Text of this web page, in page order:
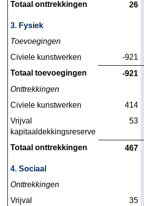
reserves
Totaal onttrekkingen 26
3. Fysiek
Toevoegingen
Civiele kunstwerken
-921
Totaal toevoegingen
-921
Onttrekkingen
Civiele kunstwerken
414
Vrijval
kapitaaldekkingsreserve
53
Totaal onttrekkingen 467
4. Sociaal
Onttrekkingen
Vrijval
35